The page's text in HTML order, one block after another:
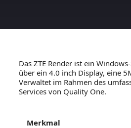
Das ZTE Render ist ein
über ein 4.0 inch Display, eine
Verwaltet im Rahmen des
Services von Quality One.
Merkmal